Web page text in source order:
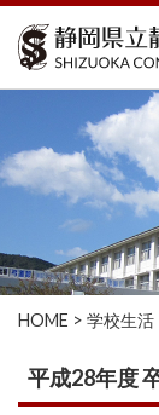
コ
へ
ス
プ
HOME > 学校生活
平成28年度